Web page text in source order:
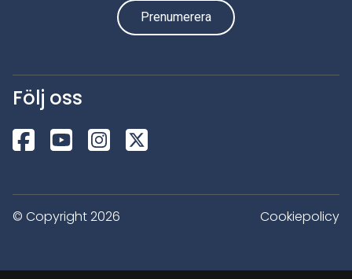
Följ oss
© Copyright 2026 Cookiepolicy